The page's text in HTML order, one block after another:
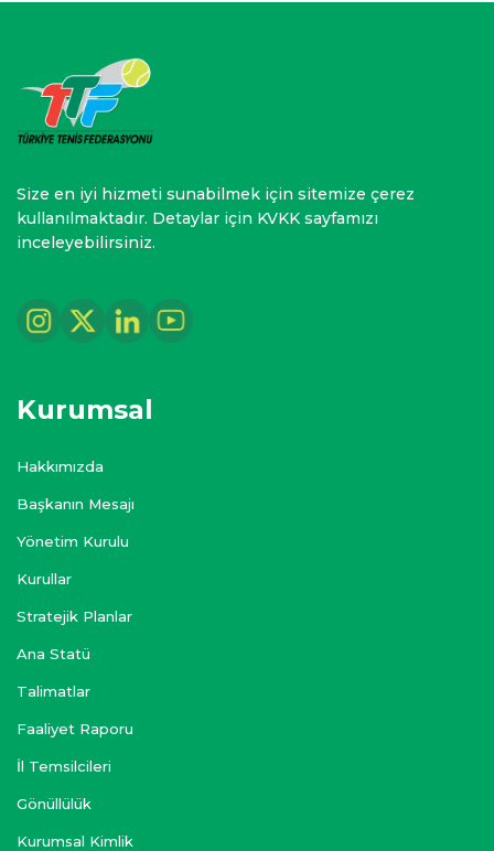
Size en iyi hizmeti sunabilmek için sitemize çerez
kullanılmaktadır. Detaylar için KVKK sayfamızı
inceleyebilirsiniz.
Kurumsal
Hakkımızda
Başkanın Mesajı
Yönetim Kurulu
Kurullar
Stratejik Planlar
Ana Statü
Talimatlar
Faaliyet Raporu
İl Temsilcileri
Gönüllülük
Kurumsal Kimlik